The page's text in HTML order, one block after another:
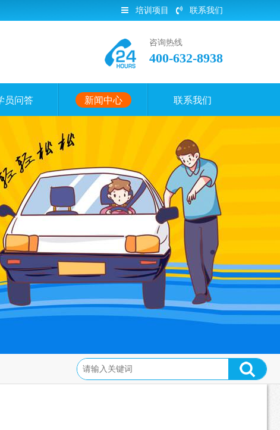
培训项目 联系我们
咨询热线
400-632-8938
员问答 新闻中心 联系我们